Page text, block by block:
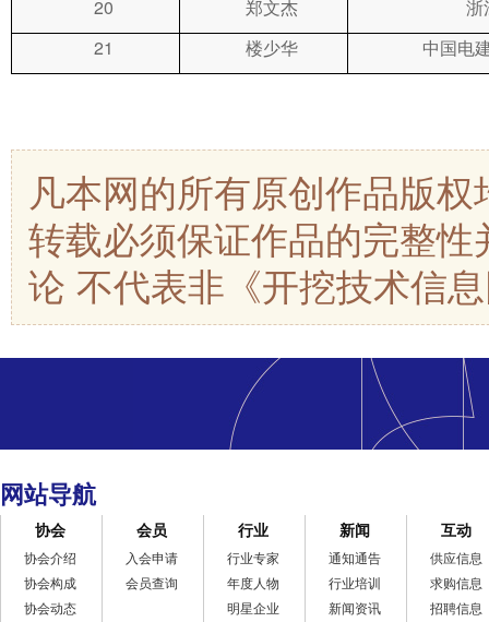
20 郑文杰 浙
21 楼少华 中国电
凡本网的所有原创作品版
转载必须保证作品的完整
论 不代表非《开挖技术信
网站导航
协会
协会介绍
协会构成
协会动态
会员
入会申请
会员查询
行业
行业专家
年度人物
明星企业
新闻
通知通告
行业培训
新闻资讯
互动
供应信息
求购信息
招聘信息